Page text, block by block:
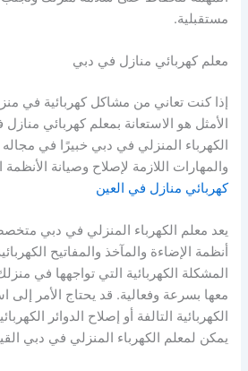
مستقبلية.
معلم كهربائي منازل في دبي
إذا كنت تعاني من مشاكل كهربائية في
الأمثل هو الاستعانة بمعلم كهربائي
الكهرباء المنزلي في دبي خبيرًا في
والمهارات اللازمة لإصلاح وصيانة الأنظمة
كهربائي منازل في العين
يعد معلم الكهرباء المنزلي في دبي
أنظمة الإضاءة والمآخذ والمفاتيح
المشكلة الكهربائية التي تواجهها في
معها بسرعة وفعالية. قد يحتاج الأمر إلى
الكهربائية التالفة أو إصلاح الدوائر
يمكن لمعلم الكهرباء المنزلي في دبي